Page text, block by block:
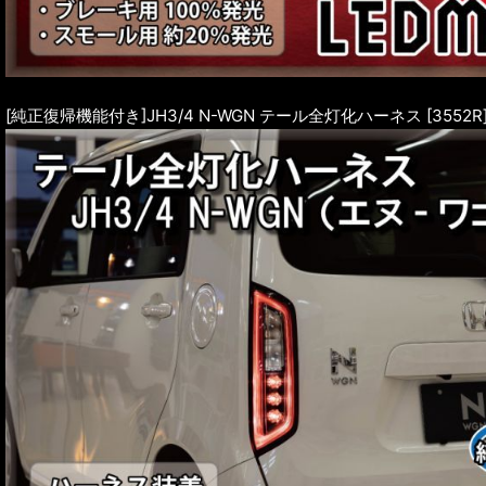
[純正復帰機能付き]JH3/4 N-WGN テール全灯化ハーネス